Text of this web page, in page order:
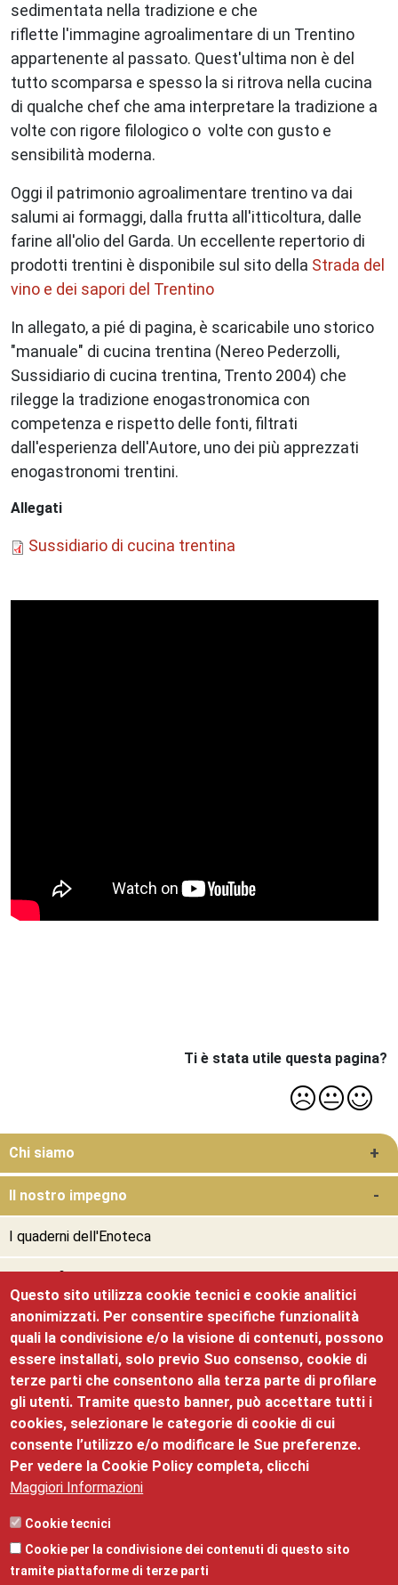
sedimentata nella tradizione e che
riflette l'immagine agroalimentare di un Trentino
appartenente al passato. Quest'ultima non è del
tutto scomparsa e spesso la si ritrova nella cucina
di qualche chef che ama interpretare la tradizione a
volte con rigore filologico o volte con gusto e
sensibilità moderna.
Oggi il patrimonio agroalimentare trentino va dai
salumi ai formaggi, dalla frutta all'itticoltura, dalle
farine all'olio del Garda. Un eccellente repertorio di
prodotti trentini è disponibile sul sito della Strada del
vino e dei sapori del Trentino
In allegato, a pié di pagina, è scaricabile uno storico
"manuale" di cucina trentina (Nereo Pederzolli,
Sussidiario di cucina trentina, Trento 2004) che
rilegge la tradizione enogastronomica con
competenza e rispetto delle fonti, filtrati
dall'esperienza dell'Autore, uno dei più apprezzati
enogastronomi trentini.
Allegati
Sussidiario di cucina trentina
Ti è stata utile questa pagina?
Menu Roccabruna
Chi siamo
Il nostro impegno
I quaderni dell'Enoteca
Territori e climi
Enogastronomia
Il Palazzo
©2025 Palazzo Roccabruna, via Santa Trinità, 24 - 38122
Questo sito utilizza cookie tecnici e cookie analitici
anonimizzati. Per consentire specifiche funzionalità
quali la condivisione e/o la visione di contenuti, possono
essere installati, solo previo Suo consenso, cookie di
terze parti che consentono alla terza parte di profilare
gli utenti. Tramite questo banner, può accettare tutti i
cookies, selezionare le categorie di cookie di cui
consente l’utilizzo e/o modificare le Sue preferenze.
Per vedere la Cookie Policy completa, clicchi
Maggiori Informazioni
Cookie tecnici
Cookie per la condivisione dei contenuti di questo sito
tramite piattaforme di terze parti